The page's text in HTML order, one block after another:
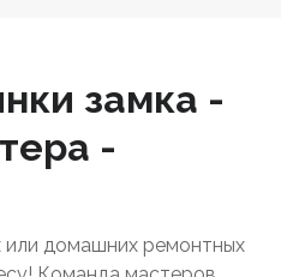
замка -
-
домашних ремонтных